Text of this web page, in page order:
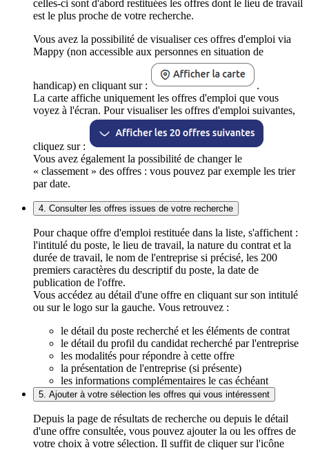
celles-ci sont d'abord restituées les offres dont le lieu de travail
est le plus proche de votre recherche.
Vous avez la possibilité de visualiser ces offres d'emploi via
Mappy (non accessible aux personnes en situation de
handicap) en cliquant sur :
.
La carte affiche uniquement les offres d'emploi que vous
voyez à l'écran. Pour visualiser les offres d'emploi suivantes,
cliquez sur :
Vous avez également la possibilité de changer le
« classement » des offres : vous pouvez par exemple les trier
par date.
4. Consulter les offres issues de votre recherche
Pour chaque offre d'emploi restituée dans la liste, s'affichent :
l'intitulé du poste, le lieu de travail, la nature du contrat et la
durée de travail, le nom de l'entreprise si précisé, les 200
premiers caractères du descriptif du poste, la date de
publication de l'offre.
Vous accédez au détail d'une offre en cliquant sur son intitulé
ou sur le logo sur la gauche. Vous retrouvez :
le détail du poste recherché et les éléments de contrat
le détail du profil du candidat recherché par l'entreprise
les modalités pour répondre à cette offre
la présentation de l'entreprise (si présente)
les informations complémentaires le cas échéant
5. Ajouter à votre sélection les offres qui vous intéressent
Depuis la page de résultats de recherche ou depuis le détail
d'une offre consultée, vous pouvez ajouter la ou les offres de
votre choix à votre sélection. Il suffit de cliquer sur l'icône